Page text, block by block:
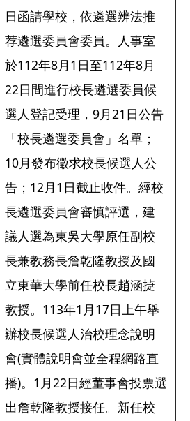
日函請學校，依遴選辨法推
荐遴選委員會委員。人事室
於112年8月1日至112年8月
22日間進行校長遴選委員候
選人登記受理，9月21日公告
「校長遴選委員會」名單；
10月發布徵求校長候選人公
告；12月1日截止收件。經校
長遴選委員會審慎評選，建
議人選為東吳大學原任副校
長兼教務長詹乾隆教授及國
立東華大學前任校長趙涵㨗
教授。113年1月17日上午舉
辦校長候選人治校理念說明
會(實體說明會並全程網路直
播)。1月22日經董事會投票選
出詹乾隆教授接任。新任校